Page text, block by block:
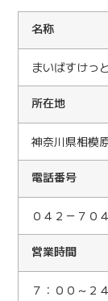
名称
まいばすけっ
所在地
神奈川県相模
電話番号
０４２－７０
営業時間
７：００～２